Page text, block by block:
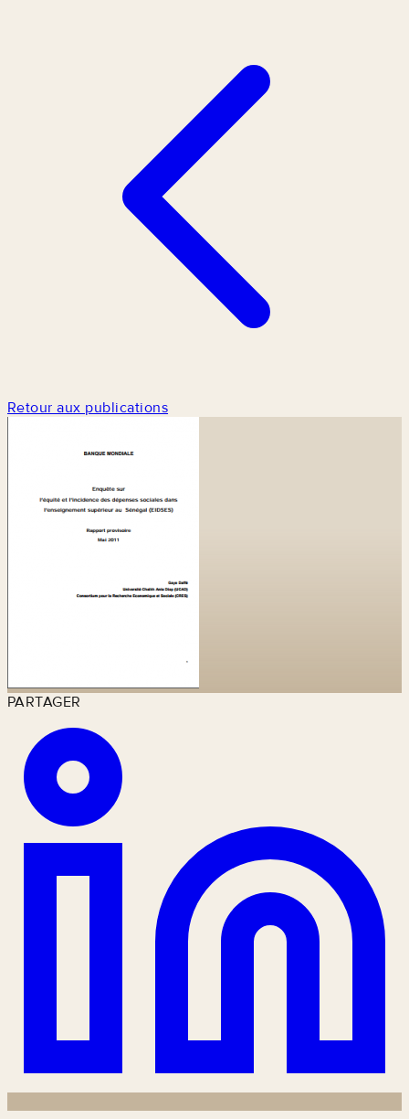
Retour aux publications
PARTAGER